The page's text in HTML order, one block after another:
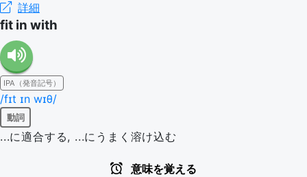
詳細
fit in with
IPA（発音記号）
/fɪt ɪn wɪθ/
動詞
...に適合する, ...にうまく溶け込む
意味を覚える